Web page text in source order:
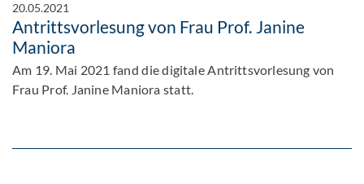
20.05.2021
Antrittsvorlesung von Frau Prof. Janine
Maniora
Am 19. Mai 2021 fand die digitale Antrittsvorlesung von
Frau Prof. Janine Maniora statt.